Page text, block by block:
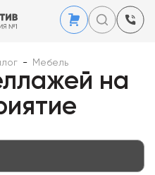
- Мебель
на